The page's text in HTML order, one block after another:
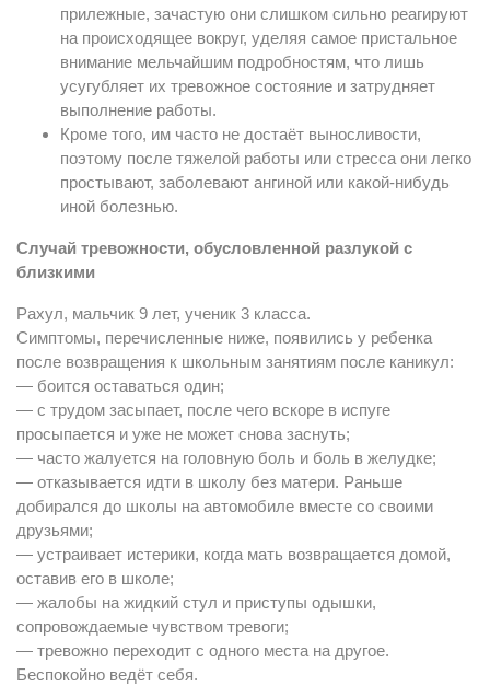
прилежные, зачастую они слишком сильно реагируют
на происходящее вокруг, уделяя самое пристальное
внимание мельчайшим подробностям, что лишь
усугубляет их тревожное состояние и затрудняет
выполнение работы.
Кроме того, им часто не достаёт выносливости,
поэтому после тяжелой работы или стресса они легко
простывают, заболевают ангиной или какой-нибудь
иной болезнью.
Случай тревожности, обусловленной разлукой с
близкими
Рахул, мальчик 9 лет, ученик 3 класса.
Симптомы, перечисленные ниже, появились у ребенка
после возвращения к школьным занятиям после каникул:
— боится оставаться один;
— с трудом засыпает, после чего вскоре в испуге
просыпается и уже не может снова заснуть;
— часто жалуется на головную боль и боль в желудке;
— отказывается идти в школу без матери. Раньше
добирался до школы на автомобиле вместе со своими
друзьями;
— устраивает истерики, когда мать возвращается домой,
оставив его в школе;
— жалобы на жидкий стул и приступы одышки,
сопровождаемые чувством тревоги;
— тревожно переходит с одного места на другое.
Беспокойно ведёт себя.